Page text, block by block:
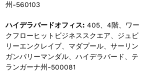
州-560103
ハイデラバードオフィス:405、4階、ワー
クフローヒットビジネススクエア、ジュビ
リーエンクレイブ、マダプール、サーリン
ガンパリーマンダル、ハイデラバード、テ
ランガーナ州-500081